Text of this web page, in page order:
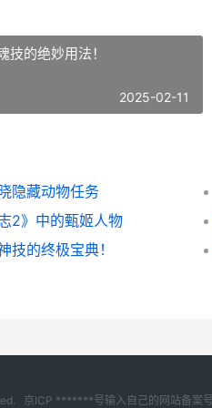
技的绝妙用法！
2025-02-11
隐藏动物任务
2》中的甄姬人物
技的终极宝典！
京ICP *******号输入自己的网站备案号